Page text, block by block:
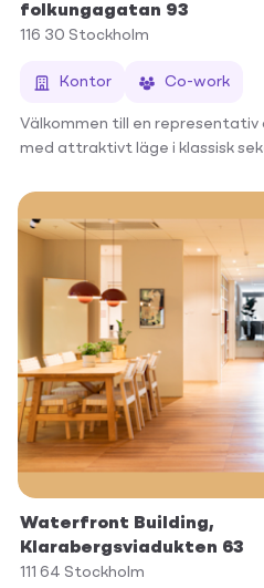
folkungagatan 93
116 30 Stockholm
Kontor Co-work
Välkommen till en representativ
med attraktivt läge i klassisk
Waterfront Building,
Klarabergsviadukten 63
111 64 Stockholm